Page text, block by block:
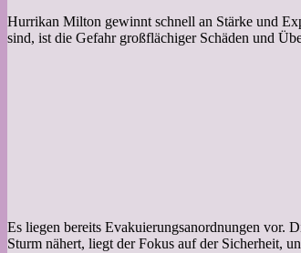
Hurrikan Milton gewinnt schnell an Stärke und
sind, ist die Gefahr großflächiger Schäden und
Es liegen bereits Evakuierungsanordnungen vor.
Sturm nähert, liegt der Fokus auf der Sicherheit,